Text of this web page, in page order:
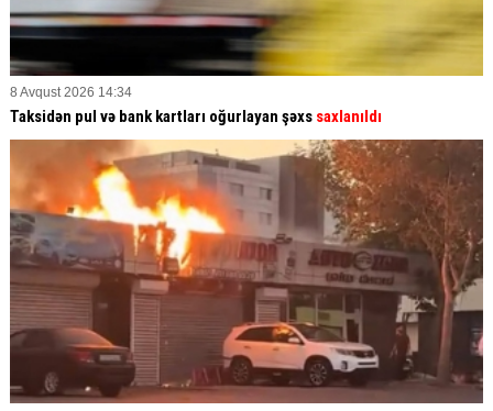
8 Avqust 2026 14:34
Taksidən pul və bank kartları oğurlayan şəxs saxlanıldı